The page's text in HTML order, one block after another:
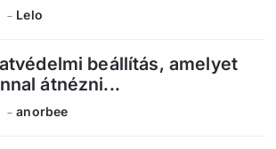
Lelo
beállítás, amelyet
átnézni...
anorbee